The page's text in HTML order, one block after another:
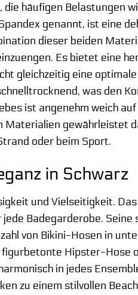
häufigen Belastungen
genannt, ist eine
dieser beiden
Es bietet eine
gleichzeitig eine
was den
ist angenehm weich
gewährleistet
oder beim Sport.
in Schwarz
und Vielseitigkeit.
Badegarderobe.
von Bikini-Hosen in
figurbetonte Hipster-
in jedes
zu einem stilvollen